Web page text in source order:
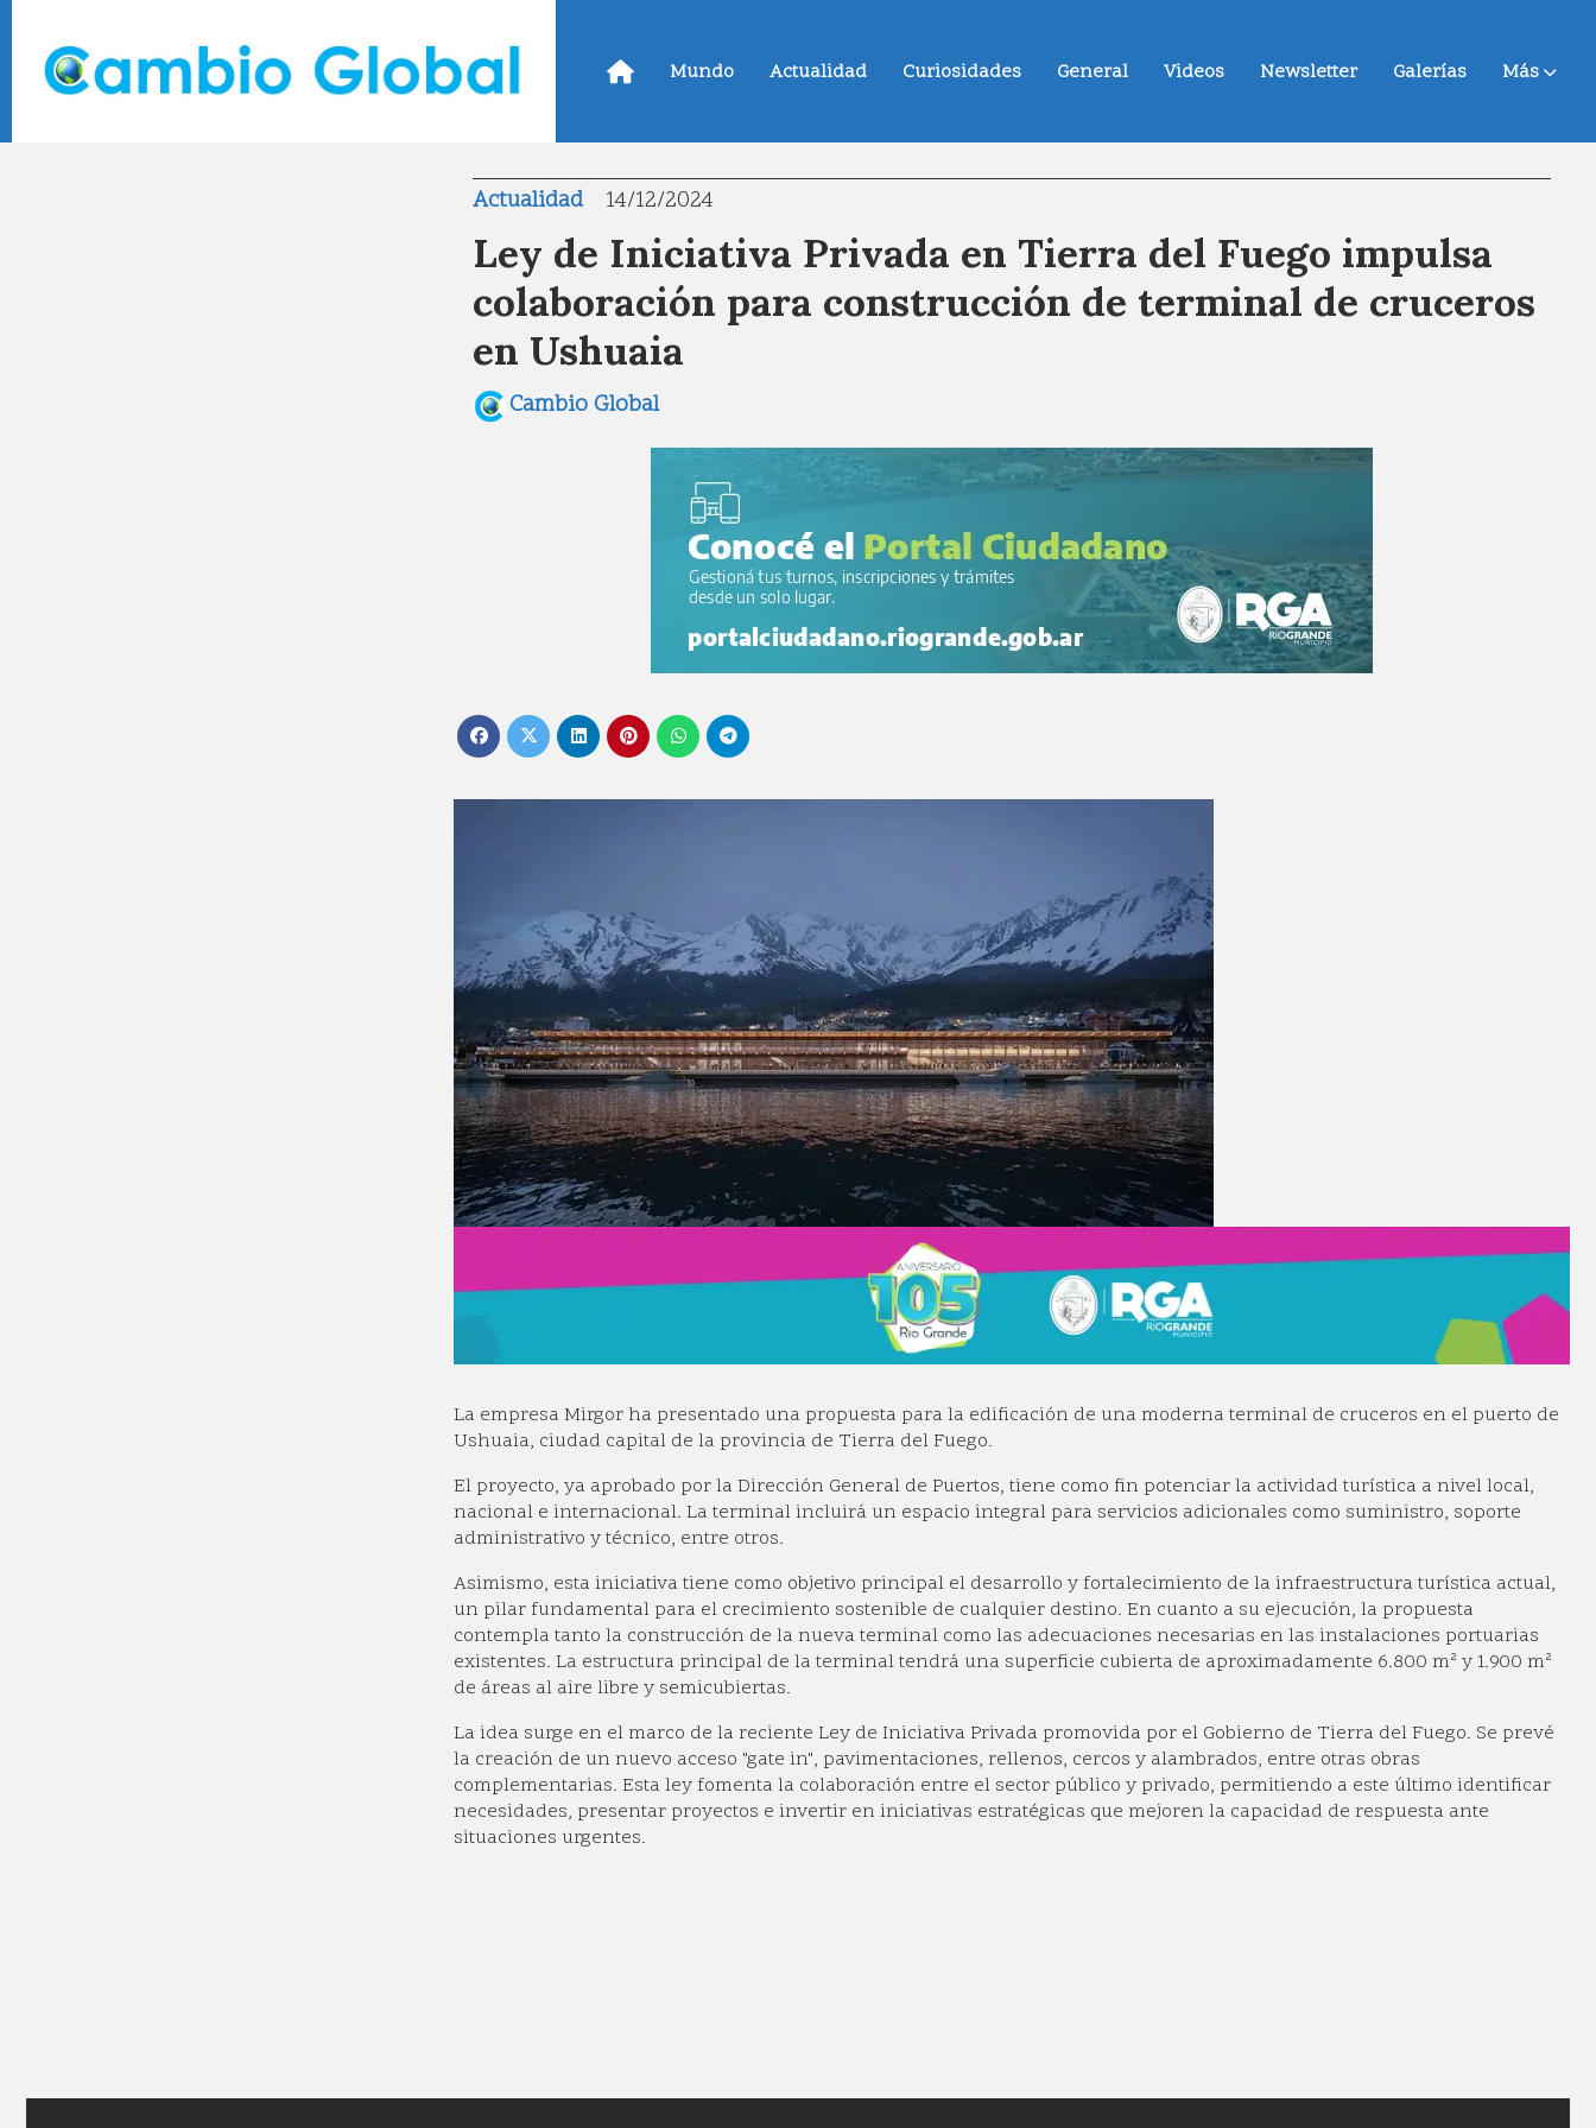
Mundo Actualidad Curiosidades General Videos Newsletter Galerías Más
Ley de Iniciativa Privada en Tierra del Fuego impulsa
colaboración para construcción de terminal de cruceros
en Ushuaia
Actualidad 14/12/2024
Cambio Global
La empresa Mirgor ha presentado una propuesta para la edificación de una moderna terminal de cruceros en el puerto de
Ushuaia, ciudad capital de la provincia de Tierra del Fuego.
El proyecto, ya aprobado por la Dirección General de Puertos, tiene como fin potenciar la actividad turística a nivel local,
nacional e internacional. La terminal incluirá un espacio integral para servicios adicionales como suministro, soporte
administrativo y técnico, entre otros.
Asimismo, esta iniciativa tiene como objetivo principal el desarrollo y fortalecimiento de la infraestructura turística actual,
un pilar fundamental para el crecimiento sostenible de cualquier destino. En cuanto a su ejecución, la propuesta
contempla tanto la construcción de la nueva terminal como las adecuaciones necesarias en las instalaciones portuarias
existentes. La estructura principal de la terminal tendrá una superficie cubierta de aproximadamente 6.800 m² y 1.900 m²
de áreas al aire libre y semicubiertas.
La idea surge en el marco de la reciente Ley de Iniciativa Privada promovida por el Gobierno de Tierra del Fuego. Se prevé
la creación de un nuevo acceso "gate in", pavimentaciones, rellenos, cercos y alambrados, entre otras obras
complementarias. Esta ley fomenta la colaboración entre el sector público y privado, permitiendo a este último identificar
necesidades, presentar proyectos e invertir en iniciativas estratégicas que mejoren la capacidad de respuesta ante
situaciones urgentes.